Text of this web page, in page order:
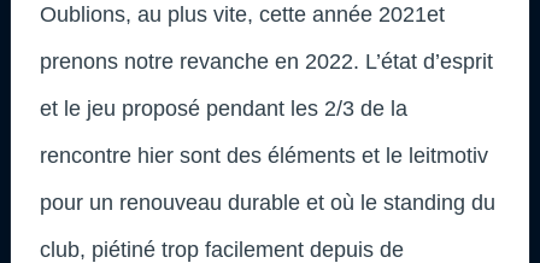
Oublions, au plus vite, cette année 2021et
prenons notre revanche en 2022. L’état d’esprit
et le jeu proposé pendant les 2/3 de la
rencontre hier sont des éléments et le leitmotiv
pour un renouveau durable et où le standing du
club, piétiné trop facilement depuis de